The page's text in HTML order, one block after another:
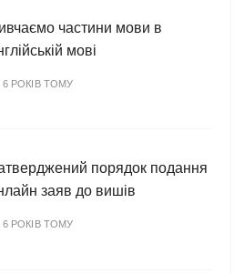
частини мови в
мові
6 РОКІВ ТОМУ
порядок подання
заяв до вишів
6 РОКІВ ТОМУ